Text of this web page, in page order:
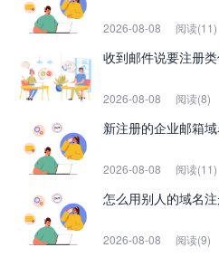
2026-08-08 阅读(11)
收到邮件说要注册
2026-08-08 阅读(8)
新注册的企业邮箱
2026-08-08 阅读(11)
怎么用别人的域名
2026-08-08 阅读(9)